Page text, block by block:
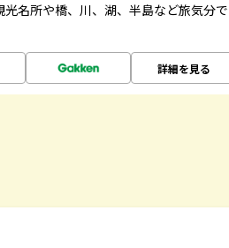
名所や橋、川、湖、半島など旅気分で
詳細を見る